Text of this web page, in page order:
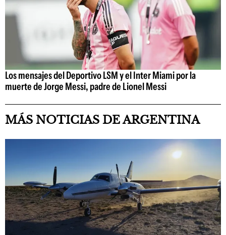
Los mensajes del Deportivo LSM y el Inter Miami por la
muerte de Jorge Messi, padre de Lionel Messi
MÁS NOTICIAS DE ARGENTINA